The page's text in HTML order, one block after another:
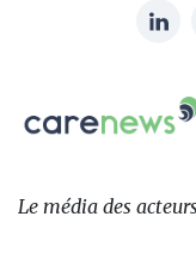
sur:
Carenews,
Le
des
Le média des acteurs